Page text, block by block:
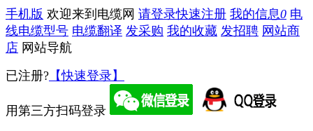
手机版 欢迎来到电缆网 请登录快速注册 我的信息0 电
线电缆型号 电缆翻译 发采购 我的收藏 发招聘 网站商
店 网站导航
已注册? 【快速登录】
用第三方扫码登录